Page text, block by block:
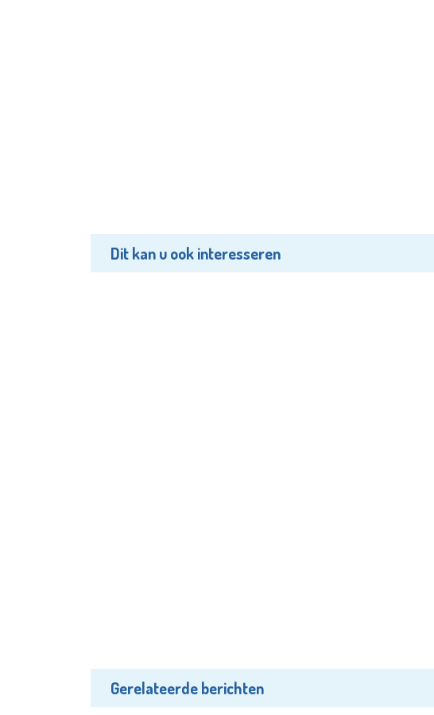
Dit kan u ook interesseren
Gerelateerde berichten